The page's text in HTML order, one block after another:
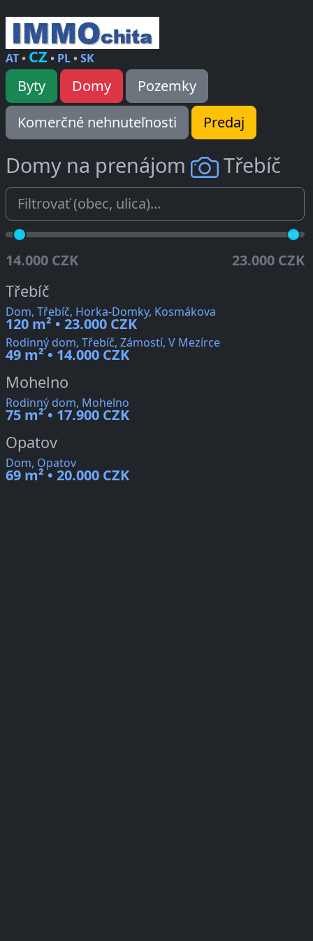
AT• CZ • PL•SK
Byty Domy
Pozemky
Komerčné nehnuteľnosti
Predaj
Domy na prenájom Třebíč
14.000 CZK 23.000 CZK
Třebíč
Dom, Třebíč, Horka-Domky, Kosmákova
120 m² • 23.000 CZK
Rodinný dom, Třebíč, Zámostí, V Mezírce
49 m² • 14.000 CZK
Mohelno
Rodinný dom, Mohelno
75 m² • 17.900 CZK
Opatov
Dom, Opatov
69 m² • 20.000 CZK